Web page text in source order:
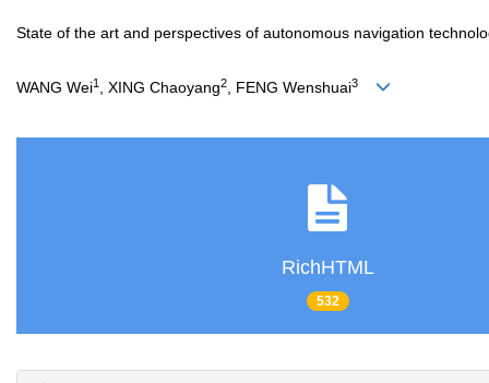
State of the art and perspectives of autonomous navigation
WANG Wei1 , XING Chaoyang2 , FENG Wenshuai3
RichHTML
532